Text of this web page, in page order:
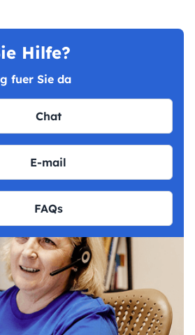
Hilfe?
fuer Sie da
Chat
E-mail
FAQs